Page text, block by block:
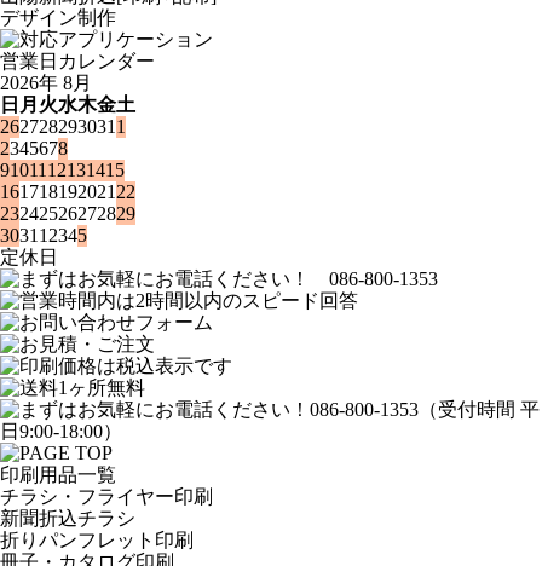
デザイン制作
営業日カレンダー
2026年 8月
日 月 火水木金土
262728293031 1
2345678
91011 12131415
161718192021 22
23242526272829
3031 1 2345
定休日
印刷用品一覧
チラシ・フライヤー印刷
新聞折込チラシ
折りパンフレット印刷
冊子・カタログ印刷